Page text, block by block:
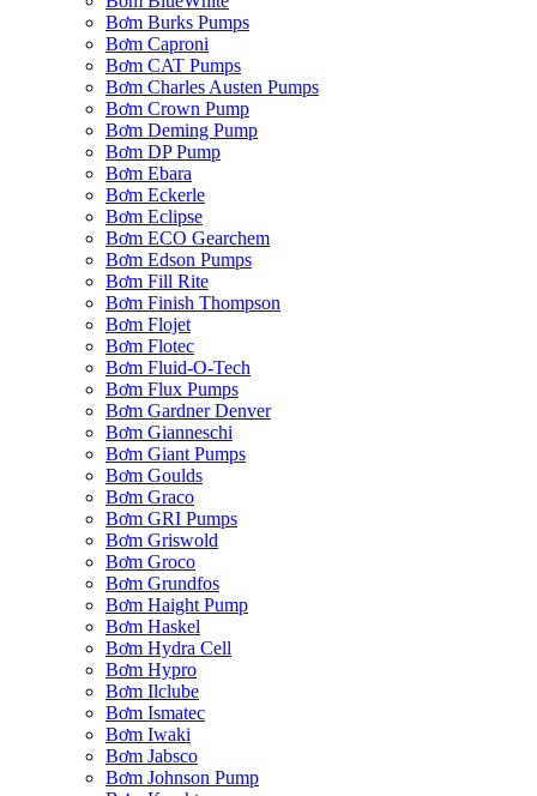
Bơm Burks Pumps
Bơm Caproni
Bơm CAT Pumps
Bơm Charles Austen Pumps
Bơm Crown Pump
Bơm Deming Pump
Bơm DP Pump
Bơm Ebara
Bơm Eckerle
Bơm Eclipse
Bơm ECO Gearchem
Bơm Edson Pumps
Bơm Fill Rite
Bơm Finish Thompson
Bơm Flojet
Bơm Flotec
Bơm Fluid-O-Tech
Bơm Flux Pumps
Bơm Gardner Denver
Bơm Gianneschi
Bơm Giant Pumps
Bơm Goulds
Bơm Graco
Bơm GRI Pumps
Bơm Griswold
Bơm Groco
Bơm Grundfos
Bơm Haight Pump
Bơm Haskel
Bơm Hydra Cell
Bơm Hypro
Bơm Ilclube
Bơm Ismatec
Bơm Iwaki
Bơm Jabsco
Bơm Johnson Pump